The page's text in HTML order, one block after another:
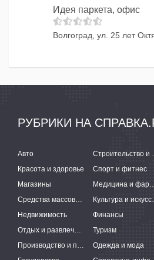
Идея паркета, офис
Волгоград, ул. 25 лет
РУБРИКИ НА
Авто
Красота и здоровье
Спорт и фитнес
Магазины
Медицина и
Средства массовой информации
Недвижимость
Финансы
Отдых и развлечения
Туризм
Производство и поставки
Одежда и мода